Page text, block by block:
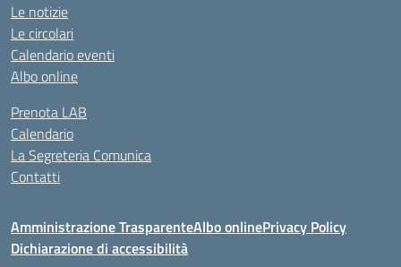
Le notizie
Le circolari
Calendario eventi
Albo online
Prenota LAB
Calendario
La Segreteria Comunica
Contatti
Amministrazione TrasparenteAlbo onlinePrivacy Policy
Dichiarazione di accessibilità